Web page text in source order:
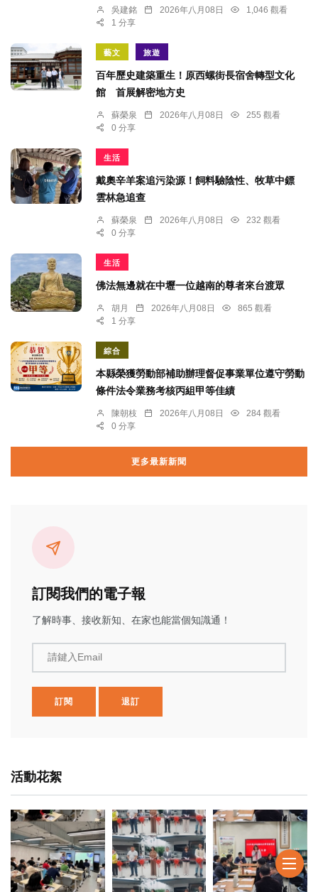
吳建銘 2026年八月08日
1,046 觀看
1 分享
藝文 旅遊
百年歷史建築重生！原西螺街長宿舍轉型文化
館 首展解密地方史
蘇榮泉 2026年八月08日
255 觀看
0 分享
生活
戴奧辛羊案追污染源！飼料驗陰性、牧草中鏢
雲林急追查
蘇榮泉 2026年八月08日
232 觀看
0 分享
生活
佛法無邊就在中壢一位越南的尊者來台渡眾
胡月 2026年八月08日
865 觀看
1 分享
綜合
本縣榮獲勞動部補助辦理督促事業單位遵守勞動
條件法令業務考核丙組甲等佳績
陳朝枝 2026年八月08日
284 觀看
0 分享
更多最新新聞
訂閱我們的電子報
了解時事、接收新知、在家也能當個知識通！
請鍵入Email
訂閱 退訂
活動花絮